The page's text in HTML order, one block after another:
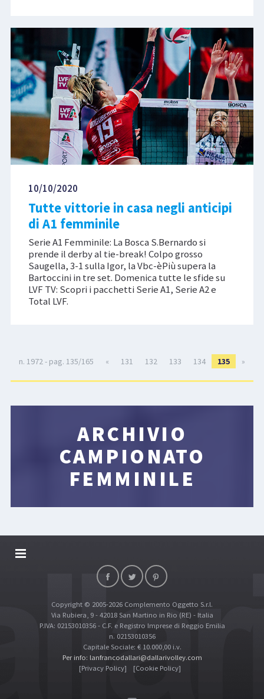
10/10/2020
Tutte vittorie in casa negli anticipi
di A1 femminile
Serie A1 Femminile: La Bosca S.Bernardo si
prende il derby al tie-break! Colpo grosso
Saugella, 3-1 sulla Igor, la Vbc-èPiù supera la
Bartoccini in tre set. Domenica tutte le sfide su
LVF TV: Scopri i pacchetti Serie A1, Serie A2 e
Total LVF.
n. 1972 - pag. 135/165 « 131 132 133 134 135 »
ARCHIVIO
CAMPIONATO
FEMMINILE
DALLARIVOLLEY SOSTIENE
TOP RICERCHECopyright © 2005-2026 Complemento Oggetto S.r.l.
Via Rubiera, 9 - 42018 San Martino in Rio (RE) - Italia
P.IVA: 02153010356 - C.F. e Registro Imprese di Reggio Emilia
n. 02153010356
Capitale Sociale: € 10.000,00 i.v.
Per info: lanfrancodallari@dallarivolley.com
[Privacy Policy]
[Cookie Policy]